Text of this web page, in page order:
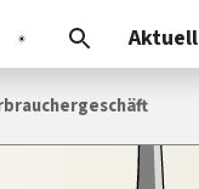
Aktuell